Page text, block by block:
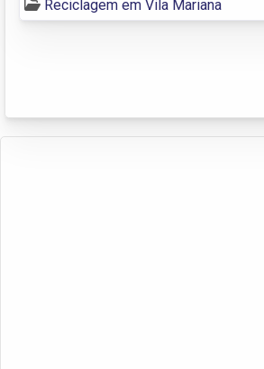
Reciclagem em Vila Mariana